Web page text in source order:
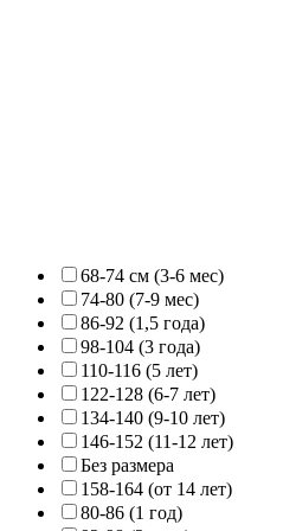
68-74 см (3-6 мес)
74-80 (7-9 мес)
86-92 (1,5 года)
98-104 (3 года)
110-116 (5 лет)
122-128 (6-7 лет)
134-140 (9-10 лет)
146-152 (11-12 лет)
Без размера
158-164 (от 14 лет)
80-86 (1 год)